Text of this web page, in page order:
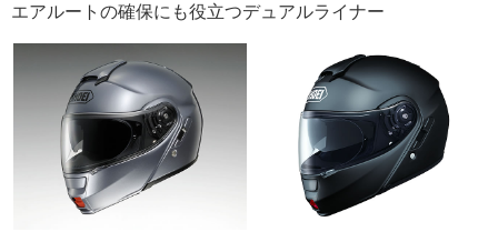
エアルートの確保にも役立つデュアルライナー